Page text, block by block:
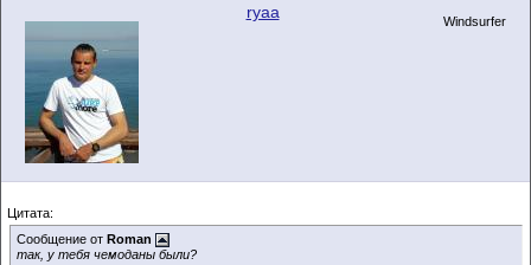
ryaa Windsurfer
Цитата:
Сообщение от Roman
так, у тебя чемоданы были?